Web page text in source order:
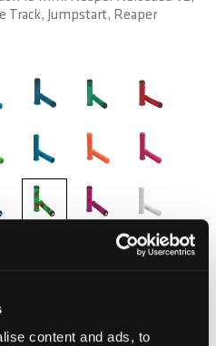
content and ads, to
Track, Jumpstart, Reaper